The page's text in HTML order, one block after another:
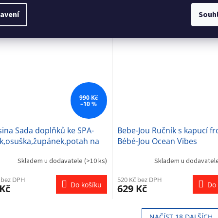
Do
990 Kč
–10 %
Sada doplňků ke SPA-
na
Skladem u dodavatele (>10 ks)
DPH
Do košíku
Bebe-Jou Ručník s kapucí
Bébé-Jou Ocean Vibes
Skladem u
520 Kč bez DPH
629 Kč